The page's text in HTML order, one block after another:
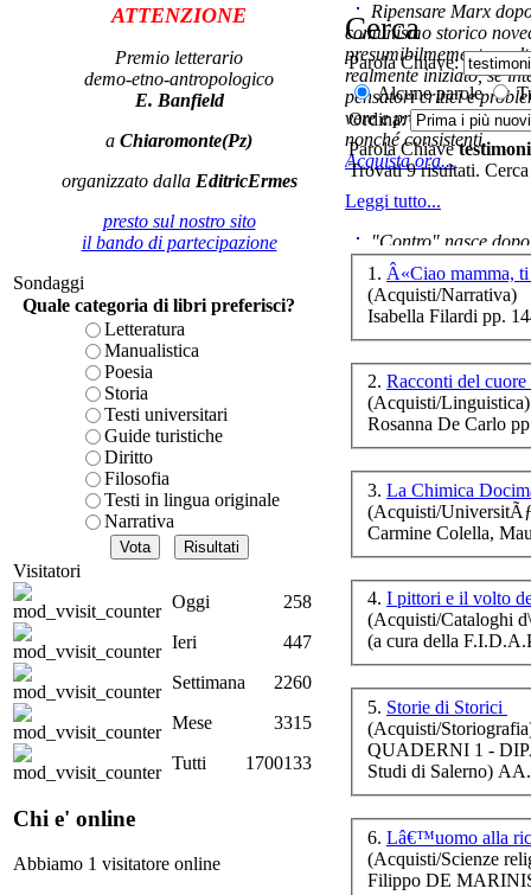
ATTENZIONE
Premio letterario
demo-etno-antropologico
E. Banfield
a Chiaromonte(Pz)
organizzato dalla EditricErmes
presto sul nostro sito
il bando di partecipazione
Sondaggi
Quale categoria di libri preferisci?
Letteratura
Manualistica
Poesia
Storia
Testi universitari
Guide turistiche
Diritto
Filosofia
Testi in lingua originale
Narrativa
Visitatori
Oggi
258
Ieri
447
Settimana
2260
Mese
3315
Tutti
1700133
Chi e' online
Abbiamo 1 visitatore online
Ripensare Marx
comunismo storico
presumibilmemente
realmente iniziato, se
pensatori critici e
vere e proprie correnti
nonché consistenti.
Acquista ora...
Leggi tutto...
"Contro" nasce
cominciato con la
ripensaremarx. i saggi
questa collaborazione
è teorica, sempre però
presente fase.
Acquista ora...
cURL error 28: Failed
80 after 7116 ms:
Cerca
Parola Chiave:
Alcune parole
Ordina:
Parola Chiave
Trovati 9 risultati.
1. Â«Ciao mamma,
(Acquisti/Narrativa)
Isabella Filardi pp.
2.
(Acquisti/Linguistica)
Rosanna De Carlo
3. La Chimica
(Acquisti/
Carmine Colella,
4. I pittori e il volto
(Acquisti/Cataloghi
(a cura della
5. Storie di Storici
(Acquisti/
QUADERNI 1 -
Studi di Salerno)
6. Lâ€™uomo alla
(Acquisti/Scienze
Filippo DE